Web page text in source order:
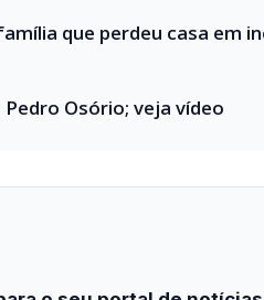
o seu portal de notícias?